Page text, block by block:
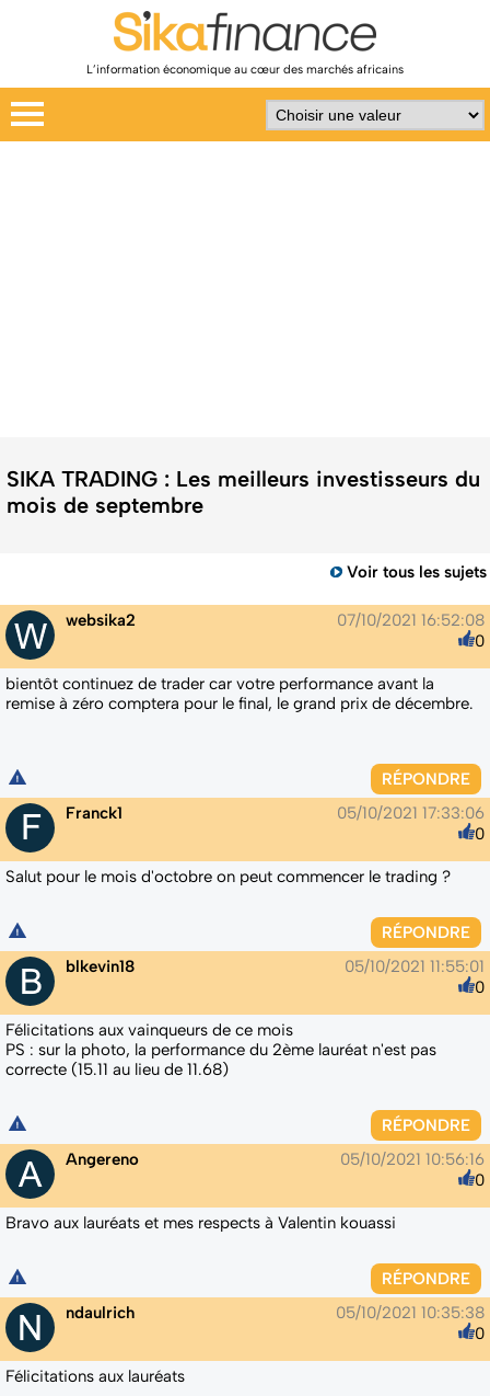
L’information économique au cœur des marchés africains
SIKA TRADING : Les meilleurs investisseurs du
mois de septembre
Voir tous les sujets
websika2
07/10/2021 16:52:08
0
bientôt continuez de trader car votre performance avant la
remise à zéro comptera pour le final, le grand prix de décembre.
RÉPONDRE
Franck1
05/10/2021 17:33:06
0
Salut pour le mois d'octobre on peut commencer le trading ?
RÉPONDRE
blkevin18
05/10/2021 11:55:01
0
Félicitations aux vainqueurs de ce mois
PS : sur la photo, la performance du 2ème lauréat n'est pas
correcte (15.11 au lieu de 11.68)
RÉPONDRE
Angereno
05/10/2021 10:56:16
0
Bravo aux lauréats et mes respects à Valentin kouassi
RÉPONDRE
ndaulrich
05/10/2021 10:35:38
0
Félicitations aux lauréats